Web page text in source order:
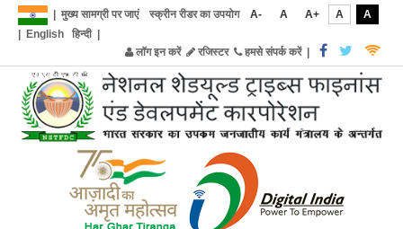
मुख्य सामग्री पर जाएं स्क्रीन रीडर का उपयोग A- A A+ A
A
English हिन्दी|
लॉग इन करें
रजिस्टर हमसे संपर्क करें|